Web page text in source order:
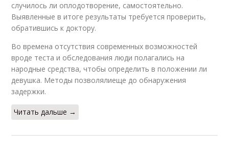
случилось ли оплодотворение, самостоятельно.
Выявленные в итоге результаты требуется проверить,
обратившись к доктору.
Во времена отсутствия современных возможностей
вроде теста и обследования люди полагались на
народные средства, чтобы определить в положении ли
девушка. Методы позволялиеще до обнаружения
задержки.
Читать дальше →